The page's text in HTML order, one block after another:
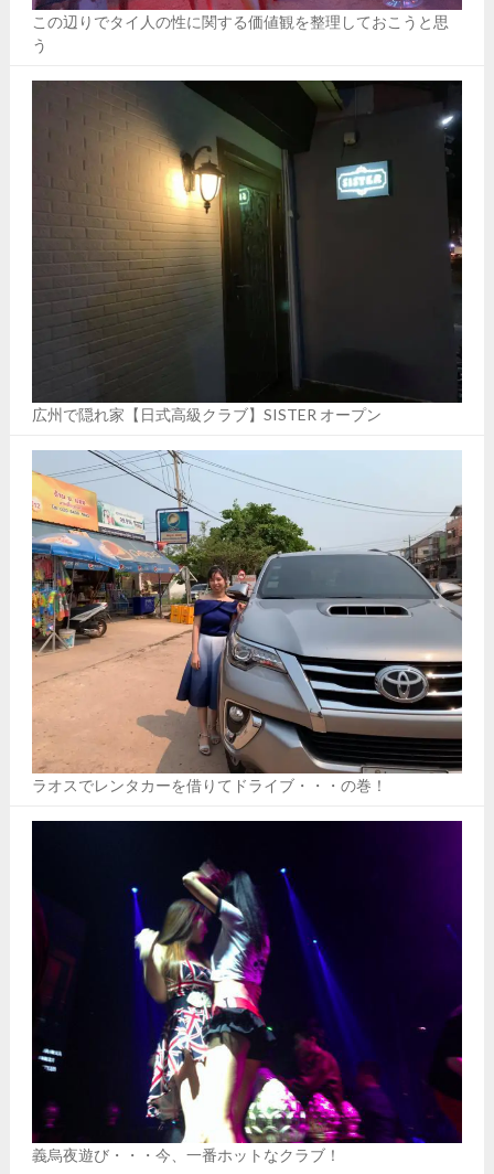
この辺りでタイ人の性に関する価値観を整理しておこうと思
う
広州で隠れ家【日式高級クラブ】SISTER オープン
ラオスでレンタカーを借りてドライブ・・・の巻！
義烏夜遊び・・・今、一番ホットなクラブ！